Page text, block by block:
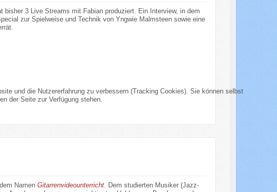
3 Live Streams mit Fabian produziert. Ein Interview, in dem
zur Spielweise und Technik von Yngwie Malmsteen sowie eine
Namen Gitarrenvideounterricht. Dem studierten Musiker (Jazz-
und die Nutzererfahrung zu verbessern (Tracking Cookies). Sie können selbst
der Seite zur Verfügung stehen.